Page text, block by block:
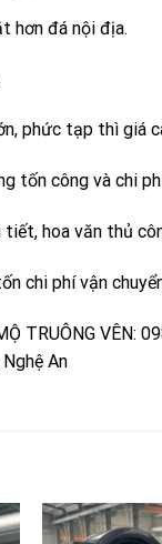
hơn đá nội địa.
phức tạp thì giá
tốn công và chi
hoa văn thủ
chi phí vận
TRUÔNG VÊN:
An